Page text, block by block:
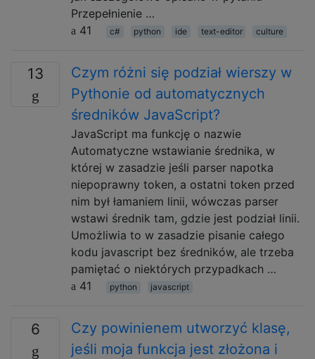
Przepełnienie …
41
c# python ide text-editor culture
13
Czym różni się podział wierszy w
Pythonie od automatycznych
średników JavaScript?
JavaScript ma funkcję o nazwie
Automatyczne wstawianie średnika, w
której w zasadzie jeśli parser napotka
niepoprawny token, a ostatni token przed
nim był łamaniem linii, wówczas parser
wstawi średnik tam, gdzie jest podział linii.
Umożliwia to w zasadzie pisanie całego
kodu javascript bez średników, ale trzeba
pamiętać o niektórych przypadkach …
41
python javascript
6
Czy powinienem utworzyć klasę,
jeśli moja funkcja jest złożona i